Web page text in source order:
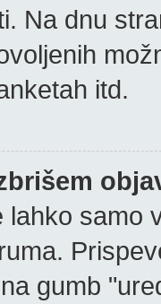
Na dnu
itd.
lahko samo
gumb